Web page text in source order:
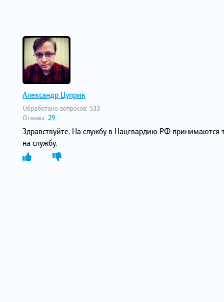
Александр Цуприк
Обработано вопросов: 533
Отзывы: 29
Здравствуйте. На службу в Нацгвардию РФ принимаются
на службу.